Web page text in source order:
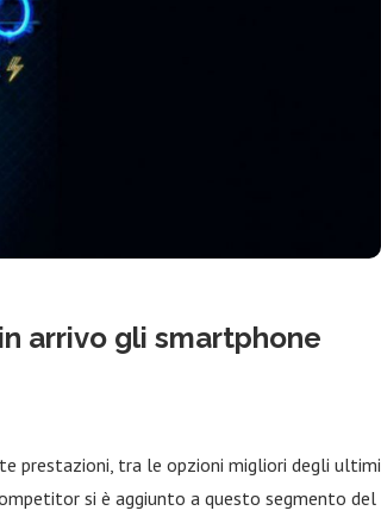
arrivo gli smartphone
prestazioni, tra le opzioni migliori degli ultimi
si è aggiunto a questo segmento del